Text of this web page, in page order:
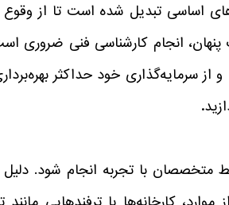
اساسی تبدیل شده است تا از
انجام کارشناسی فنی ضروری
سرمایه‌گذاری خود حداکثر
.
با تجربه انجام شود. دلیل